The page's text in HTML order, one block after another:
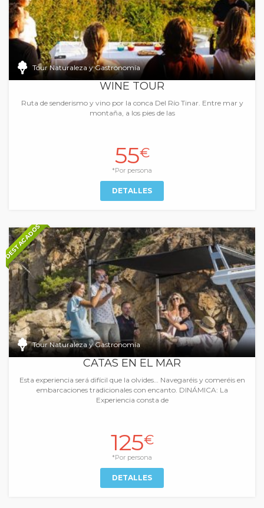
Tour Naturaleza y Gastronomía
WINE TOUR
Ruta de senderismo y vino por la conca Del Río Tinar. Entre mar y
montaña, a los pies de las
55€
*Por persona
DETALLES
DESTACADOS
Tour Naturaleza y Gastronomía
CATAS EN EL MAR
Esta experiencia será difícil que la olvides… Navegaréis y comeréis en
embarcaciones tradicionales con encanto. DINÁMICA: La
Experiencia consta de
125€
*Por persona
DETALLES